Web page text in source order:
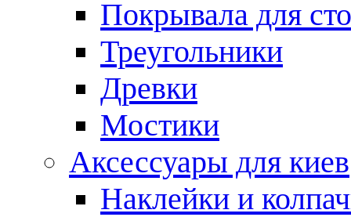
Покрывала для
Треугольники
Древки
Мостики
Аксессуары для киев
Наклейки и